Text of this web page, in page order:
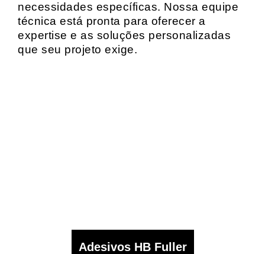
necessidades específicas. Nossa equipe
técnica está pronta para oferecer a
expertise e as soluções personalizadas
que seu projeto exige.
Adesivos HB Fuller